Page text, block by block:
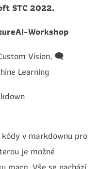
STC 2022.
Workshop
Vision, 🗨
Learning
v markdownu pro
je možné